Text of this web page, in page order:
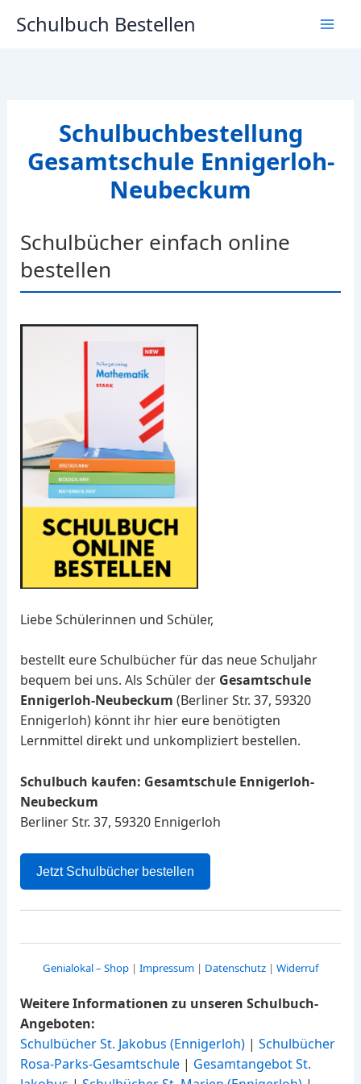
InhaltSchulbuch Bestellen
Schulbuchbestellung
Gesamtschule Ennigerloh-
Neubeckum
Schulbücher einfach online
bestellen
Liebe Schülerinnen und Schüler,
bestellt eure Schulbücher für das neue Schuljahr
bequem bei uns. Als Schüler der Gesamtschule
Ennigerloh-Neubeckum (Berliner Str. 37, 59320
Ennigerloh) könnt ihr hier eure benötigten
Lernmittel direkt und unkompliziert bestellen.
Schulbuch kaufen: Gesamtschule Ennigerloh-
Neubeckum
Berliner Str. 37, 59320 Ennigerloh
Jetzt Schulbücher bestellen
Genialokal – Shop| Impressum| Datenschutz| Widerruf
Weitere Informationen zu unseren Schulbuch-
Angeboten:
Schulbücher St. Jakobus (Ennigerloh) | Schulbücher
Rosa-Parks-Gesamtschule | Gesamtangebot St.